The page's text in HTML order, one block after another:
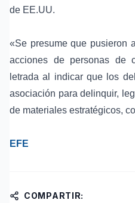
de EE.UU.
«Se presume que pusieron
acciones de personas de
letrada al indicar que los
asociación para delinquir,
de materiales estratégicos,
EFE
COMPARTIR: